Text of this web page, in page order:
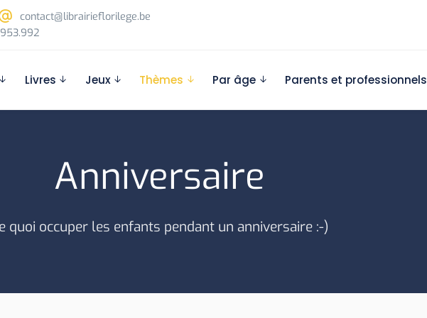
contact@librairieflorilege.be
Livres Jeux Thèmes Par âge Parents et professionnels
Anniversaire
quoi occuper les enfants pendant un anniversaire :-)